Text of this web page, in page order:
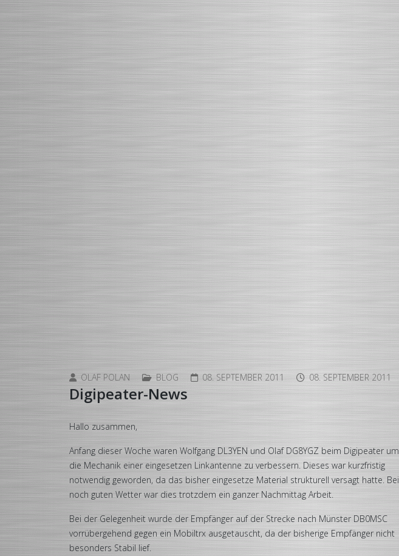
OLAF POLAN BLOG 08. SEPTEMBER 2011 08. SEPTEMBER 2011
Digipeater-News
Hallo zusammen,
Anfang dieser Woche waren Wolfgang DL3YEN und Olaf DG8YGZ beim Digipeater um
die Mechanik einer eingesetzen Linkantenne zu verbessern. Dieses war kurzfristig
notwendig geworden, da das bisher eingesetze Material strukturell versagt hatte. Bei
noch guten Wetter war dies trotzdem ein ganzer Nachmittag Arbeit.
Bei der Gelegenheit wurde der Empfänger auf der Strecke nach Münster DB0MSC
vorrübergehend gegen ein Mobiltrx ausgetauscht, da der bisherige Empfänger nicht
besonders Stabil lief.